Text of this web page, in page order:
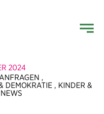
2024
,
DEMOKRATIE , KINDER &
NEWS